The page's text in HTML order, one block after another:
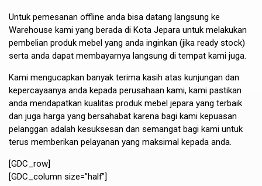
Untuk pemesanan offline anda bisa datang langsung ke
Warehouse kami yang berada di Kota Jepara untuk melakukan
pembelian produk mebel yang anda inginkan (jika ready stock)
serta anda dapat membayarnya langsung di tempat kami juga.
Kami mengucapkan banyak terima kasih atas kunjungan dan
kepercayaanya anda kepada perusahaan kami, kami pastikan
anda mendapatkan kualitas produk mebel jepara yang terbaik
dan juga harga yang bersahabat karena bagi kami kepuasan
pelanggan adalah kesuksesan dan semangat bagi kami untuk
terus memberikan pelayanan yang maksimal kepada anda.
[GDC_row]
[GDC_column size=”half”]